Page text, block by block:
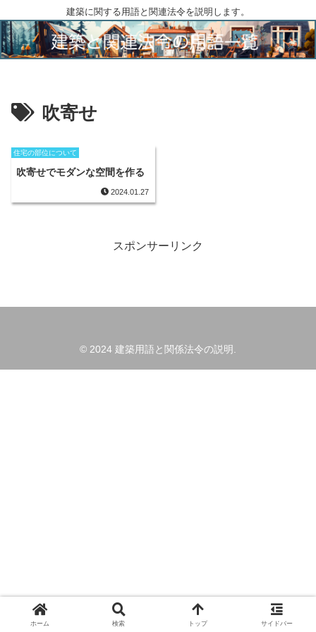
建築に関する用語と関連法令を説明します。
吹寄せ
住宅の部位について
吹寄せでモダンな空間を作る
2024.01.27
スポンサーリンク
© 2024 建築用語と関係法令の説明.
ホーム 検索 トップ サイドバー